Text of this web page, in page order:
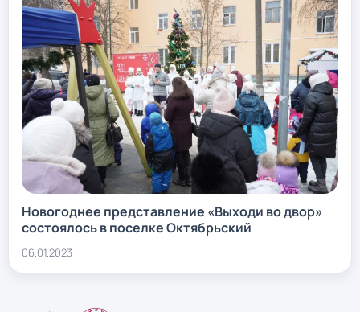
Новогоднее представление «Выходи во двор»
состоялось в поселке Октябрьский
06.01.2023